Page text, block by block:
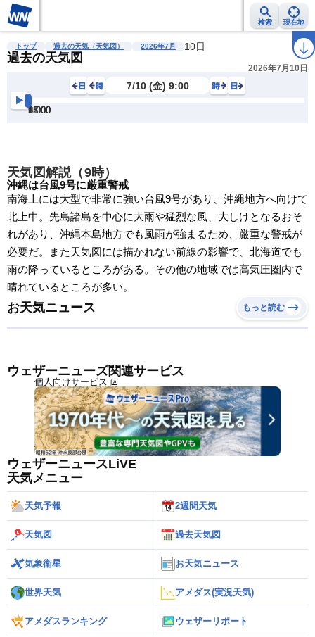
検索 現在地
雨雲レーダー 台風情報 地震情報 警報・注意報 ラ
トップ 過去の天気（天気図） 2026年7月 10日
過去の天気図
2026年7月10日
7/10 (金) 9:00
3:00
6:00
9:00
12:00
15:00
18:00
21:00
天気図解説（9時）
沖縄は台風9号に厳重警戒
南海上には大型で非常に強い台風9号があり、沖縄地方へ向けて
北上中。先島諸島を中心に大雨や猛烈な風、大しけとなるおそ
れがあり、沖縄本島地方でも風雨が強まるため、厳重な警戒が
必要だ。また天気図には描かれない前線の影響で、北海道でも
雨の降っているところがある。その他の地域では高気圧圏内で
晴れているところが多い。
お天気ニュース もっと読む
ウェザーニューズ関連サービス
個人向けサービス
ウェザーニュースLiVE
天気メニュー
天気予報 2週間天気
天気図 過去天気図
気象衛星 お天気ニュース
世界天気 アメダス(実況天気)
アメダスランキング ウェザーリポート